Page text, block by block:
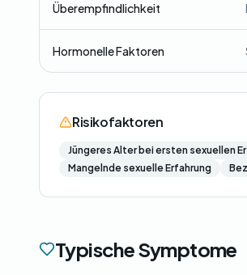
Überempfindlichkeit
Hormonelle Faktoren
Risikofaktoren
Jüngeres Alter bei ersten sexuellen
Mangelnde sexuelle Erfahrung
Typische Symptome